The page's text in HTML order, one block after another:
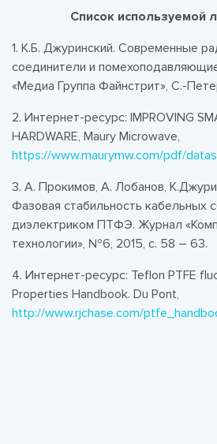
Список используемой
1. К.Б. Джуринский. Современные
соединители и
«Медиа Группа Файнстрит», С.-
2. Интернет-ресурс: IMPROVING
HARDWARE, Maury Microwave,
https://www.maurymw.com/pdf/
3. А. Прокимов, А. Лобанов,
Фазовая стабильность кабельных
диэлектриком ПТФЭ. Журнал
технологии», №6, 2015, с. 58 – 63.
4. Интернет-ресурс: Teflon PTFE
Properties Handbook. Du Pont,
http://www.rjchase.com/